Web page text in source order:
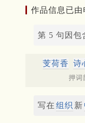
作品信息已由
第 5 句因包
芰荷香 诗
押词
写在 组织 新